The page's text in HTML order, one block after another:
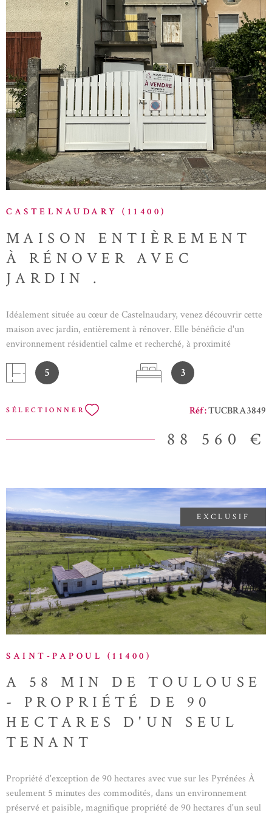
CASTELNAUDARY (11400)
MAISON ENTIÈREMENT
À RÉNOVER AVEC
JARDIN .
Idéalement située au cœur de Castelnaudary, venez découvrir cette
maison avec jardin, entièrement à rénover. Elle bénéficie d'un
environnement résidentiel calme et recherché, à proximité
immédiate du centre-ville et de toutes les commodités. La
distribution intérieure se compose comme suit : une entrée séparée
; un salon ; une cuisine indépendante. À l'étage, vous trouverez
deux chambres. Depuis la seconde chambre, un accès mène au
deuxième étage, où se situent une troisième chambre avec un coin
toilette ainsi qu'un grenier mansardé aménageable. Elle dispose de
parquets en bois à l'étage et de menuiseries en simple vitrage. Des
d'investissement.
5 3
SÉLECTIONNER Réf :TUCBRA3849
88 560 €
VOIR LE BIEN
SAINT-PAPOUL (11400)
A 58 MIN DE TOULOUSE
- PROPRIÉTÉ DE 90
HECTARES D'UN SEUL
TENANT
Propriété d'exception de 90 hectares avec vue sur les Pyrénées À
seulement 5 minutes des commodités, dans un environnement
préservé et paisible, magnifique propriété de 90 hectares d'un seul
EXCLUSIF
VOIR LE BIEN